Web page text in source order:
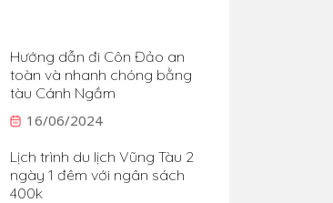
Hướng dẫn đi Côn Đảo an
toàn và nhanh chóng bằng
tàu Cánh Ngầm
16/06/2024
Lịch trình du lịch Vũng Tàu 2
ngày 1 đêm với ngân sách
400k